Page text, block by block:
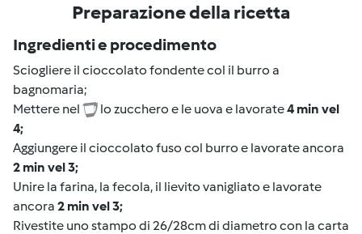
Preparazione della ricetta
Ingredienti e procedimento
Sciogliere il cioccolato fondente col il burro a
bagnomaria;
Mettere nel
lo zucchero e le uova e lavorate4 min vel
4;
Aggiungere il cioccolato fuso col burro e lavorate ancora
2 min vel 3;
Unire la farina, la fecola, il lievito vanigliato e lavorate
ancora 2 min vel 3;
Rivestite uno stampo di 26/28cm di diametro con la carta